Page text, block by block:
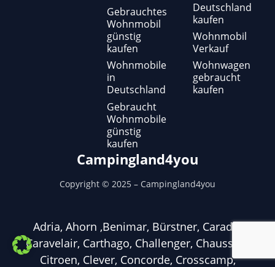
Gebrauchtes
Wohnmobil
günstig
kaufen
Wohnmobile
in
Deutschland
Gebraucht
Wohnmobile
günstig
kaufen
Deutschland
kaufen
Wohnmobil
Verkauf
Wohnwagen
gebraucht
kaufen
Campingland4you
Copyright © 2025 – Campingland4you
Adria, Ahorn ,Benimar, Bürstner, Carado,
Caravelair, Carthago, Challenger, Chausson,
Citroen, Clever, Concorde, Crosscamp,